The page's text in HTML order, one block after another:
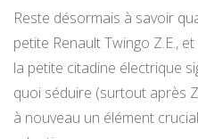
Reste désormais à savoir
petite Renault Twingo Z.E.,
la petite citadine électrique
quoi séduire (surtout après
à nouveau un élément